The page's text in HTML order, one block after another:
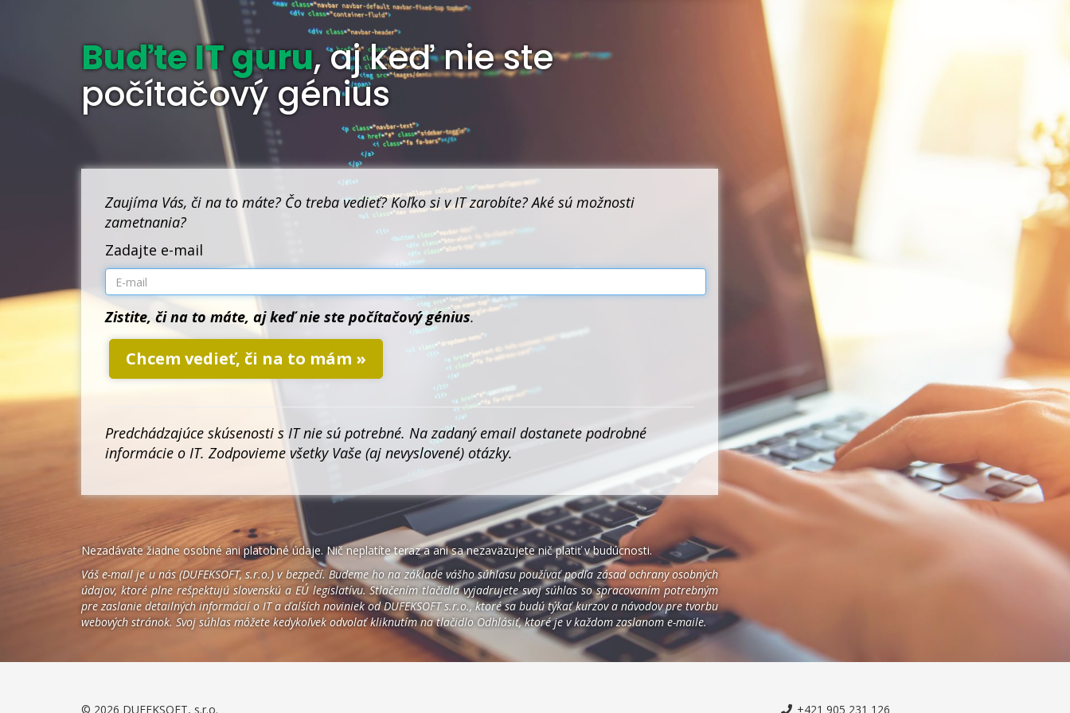
Buďte IT guru, aj keď nie ste
počítačový génius
Zaujíma Vás, či na to máte? Čo treba vedieť? Koľko si v IT zarobíte? Aké sú možnosti
zametnania?
Zadajte e-mail
Zistite, či na to máte, aj keď nie ste počítačový génius.
Chcem vedieť, či na to mám »
Predchádzajúce skúsenosti s IT nie sú potrebné. Na zadaný email dostanete podrobné
informácie o IT. Zodpovieme všetky Vaše (aj nevyslovené) otázky.
Nezadávate žiadne osobné ani platobné údaje. Nič neplatíte teraz a ani sa nezaväzujete nič platiť v budúcnosti.
Váš e-mail je u nás (DUFEKSOFT, s.r.o.) v bezpečí. Budeme ho na základe vášho súhlasu používať podľa zásad ochrany osobných
údajov, ktoré plne rešpektujú slovenskú a EÚ legislatívu. Stlačením tlačidla vyjadrujete svoj súhlas so spracovaním potrebným
pre zaslanie detailných informácií o IT a ďalších noviniek od DUFEKSOFT s.r.o., ktoré sa budú týkať kurzov a návodov pre tvorbu
webových stránok. Svoj súhlas môžete kedykoľvek odvolať kliknutím na tlačidlo Odhlásiť, ktoré je v každom zaslanom e-maile.
© 2026 DUFEKSOFT, s.r.o. +421 905 231 126